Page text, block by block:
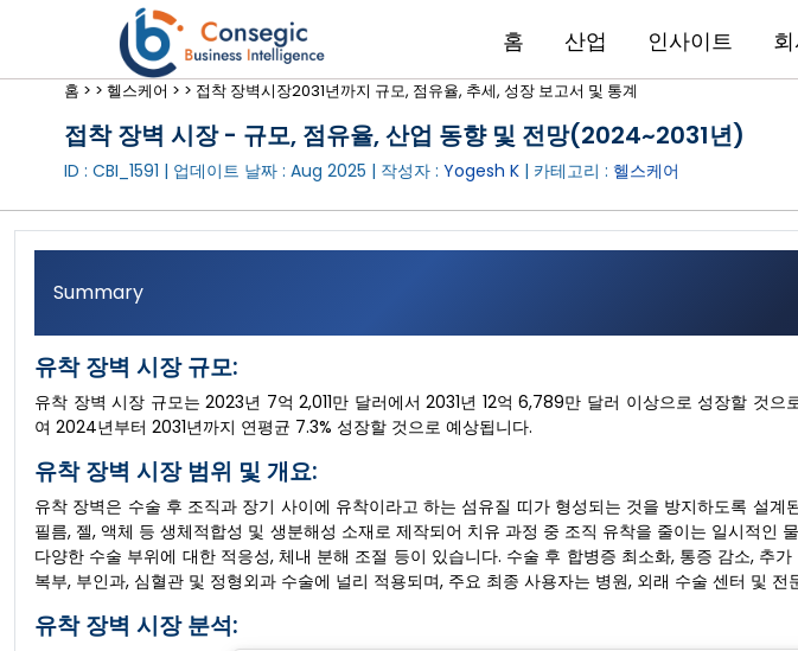
홈 산업 인사이트
홈 > > 헬스케어 > > 접착 장벽시장2031년까지 규모, 점유율, 추세, 성장 보고서 및 통계
접착 장벽 시장 - 규모, 점유율, 산업 동향 및 전망(2024~2031년)
ID : CBI_1591 | 업데이트 날짜 : Aug 2025 | 작성자 : Yogesh K| 카테고리 : 헬스케어
Summary
유착 장벽 시장 규모:
유착 장벽 시장 규모는 2023년 7억 2,011만 달러에서 2031년 12억 6,789만 달러 이상으로 성장할 것
여 2024년부터 2031년까지 연평균 7.3% 성장할 것으로 예상됩니다.
유착 장벽 시장 범위 및 개요:
유착 장벽은 수술 후 조직과 장기 사이에 유착이라고 하는 섬유질 띠가 형성되는 것을 방지하도록 설계
필름, 젤, 액체 등 생체적합성 및 생분해성 소재로 제작되어 치유 과정 중 조직 유착을 줄이는 일시적인
다양한 수술 부위에 대한 적응성, 체내 분해 조절 등이 있습니다. 수술 후 합병증 최소화, 통증 감소, 추
복부, 부인과, 심혈관 및 정형외과 수술에 널리 적용되며, 주요 최종 사용자는 병원, 외래 수술 센터 및 전
유착 장벽 시장 분석: